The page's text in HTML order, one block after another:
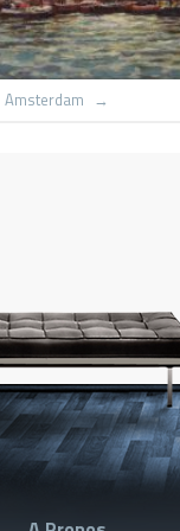
Le hameau